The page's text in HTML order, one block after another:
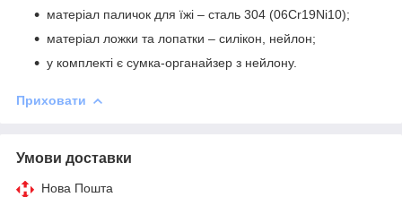
матеріал паличок для їжі – сталь 304 (06Cr19Ni10);
матеріал ложки та лопатки – силікон, нейлон;
у комплекті є сумка-органайзер з нейлону.
Приховати
Умови доставки
Нова Пошта